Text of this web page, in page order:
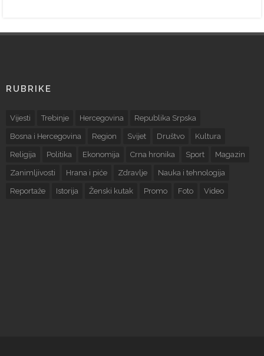
RUBRIKE
Vijesti Trebinje Hercegovina Republika Srpska
Bosna i Hercegovina Region Svijet Društvo Kultura
Religija Politika Ekonomija Crna hronika Sport Magazin
Zanimljivosti Hrana i piće Zdravlje Nauka i tehnologija
Reportaže Istorija Ženski kutak Promo Foto Video